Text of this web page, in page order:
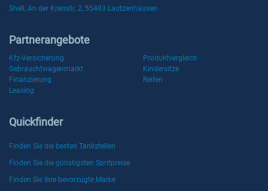
Shell, An der Kreisstr. 2, 55483 Lautzenhausen
Partnerangebote
Kfz-Versicherung
Produktvergleich
Gebrauchtwagenmarkt
Kindersitze
Finanzierung
Reifen
Leasing
Quickfinder
Finden Sie die besten Tankstellen
Finden Sie die günstigsten Spritpreise
Finden Sie Ihre bevorzugte Marke